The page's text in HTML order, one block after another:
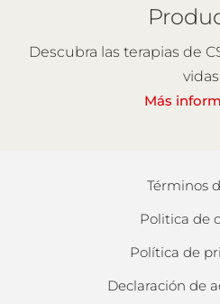
Descubra las terapias de
Más
Términos
Politica de
Política de
Declaración de